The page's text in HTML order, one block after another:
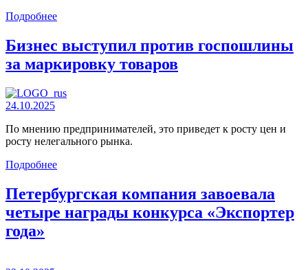
Подробнее
Бизнес выступил против госпошлины
за маркировку товаров
24.10.2025
По мнению предпринимателей, это приведет к росту цен и
росту нелегального рынка.
Подробнее
Петербургская компания завоевала
четыре награды конкурса «Экспортер
года»